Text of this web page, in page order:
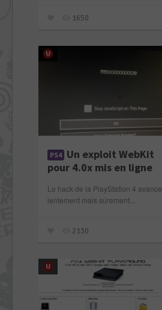
1650
PS4 Un exploit WebKit
pour 4.0x mis en ligne
Le hack de la PlayStation 4 avance
lentement mais sûrement...
2130